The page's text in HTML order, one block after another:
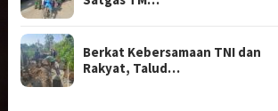
Berkat Kebersamaan TNI dan
Rakyat, Talud…